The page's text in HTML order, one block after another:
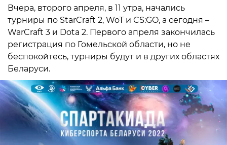
Вчера, второго апреля, в 11 утра, начались
турниры по StarCraft 2, WoT и CS:GO, а сегодня –
WarCraft 3 и Dota 2. Первого апреля закончилась
регистрация по Гомельской области, но не
беспокойтесь, турниры будут и в других областях
Беларуси.